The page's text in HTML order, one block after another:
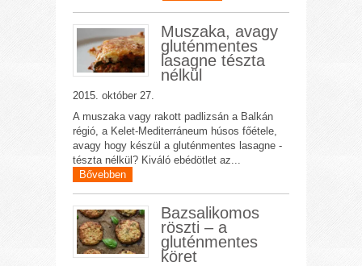
Muszaka, avagy
gluténmentes
lasagne tészta
nélkül
2015. október 27.
A muszaka vagy rakott padlizsán a Balkán
régió, a Kelet-Mediterráneum húsos főétele,
avagy hogy készül a gluténmentes lasagne -
tészta nélkül? Kiváló ebédötlet az...
Bővebben
Bazsalikomos
röszti – a
gluténmentes
köret